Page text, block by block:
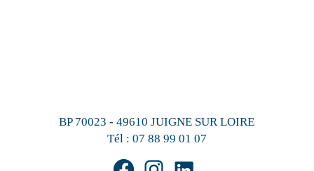
BP 70023 - 49610 JUIGNE SUR LOIRE
Tél : 07 88 99 01 07